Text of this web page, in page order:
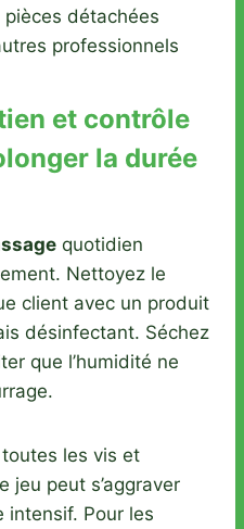
détachées
professionnels
et contrôle
la durée
quotidien
Nettoyez le
client avec un produit
désinfectant. Séchez
que l’humidité ne
les vis et
jeu peut s’aggraver
intensif. Pour les